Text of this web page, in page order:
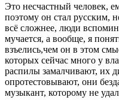
Это несчастный человек,
поэтому он стал русским,
всё сложнее, люди
мучается, а вообще, я
взъелись,чем он в этом
которых сейчас много у
распилы замалчивают, их
опротестовывают, они
музыкант, которому не